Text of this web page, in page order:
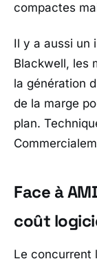
compactes
Il y a aussi un
Blackwell, les
la génération
de la marge
plan.
Face à
coût
Le concurrent